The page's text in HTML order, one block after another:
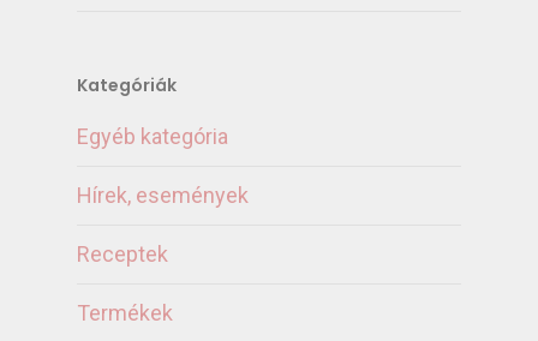
Kategóriák
Egyéb kategória
Hírek, események
Receptek
Termékek